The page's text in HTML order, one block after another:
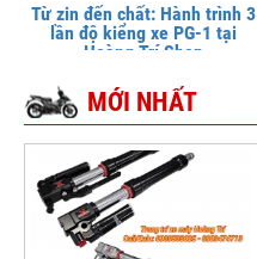
Từ zin đến chất: Hành trình 3
lần độ kiểng xe PG-1 tại
Hoàng Trí Shop
MỚI NHẤT